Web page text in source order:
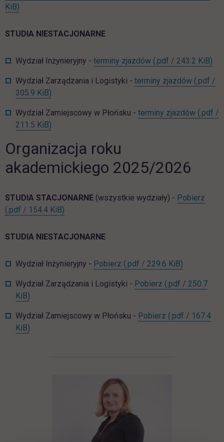
KiB)
STUDIA NIESTACJONARNE
Wydział Inżynieryjny - terminy zjazdów (.pdf / 243.2 KiB)
Wydział Zarządzania i Logistyki - terminy zjazdów (.pdf /
305.9 KiB)
Wydział Zamiejscowy w Płońsku - terminy zjazdów (.pdf /
211.5 KiB)
Organizacja roku
akademickiego 2025/2026
STUDIA STACJONARNE (wszystkie wydziały) - Pobierz
(.pdf / 154.4 KiB)
STUDIA NIESTACJONARNE
Wydział Inżynieryjny - Pobierz (.pdf / 229.6 KiB)
Wydział Zarządzania i Logistyki - Pobierz (.pdf / 250.7
KiB)
Wydział Zamiejscowy w Płońsku - Pobierz (.pdf / 167.4
KiB)